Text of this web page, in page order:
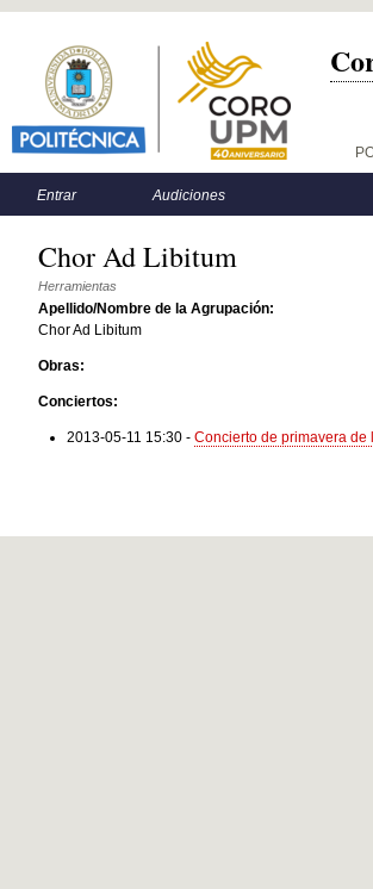
Menú principal
Menú secundario
Entrar Audiciones
Chor Ad Libitum
Herramientas
Apellido/Nombre de la Agrupación:
Chor Ad Libitum
Obras:
Conciertos:
2013-05-11 15:30 - Concierto de primavera de